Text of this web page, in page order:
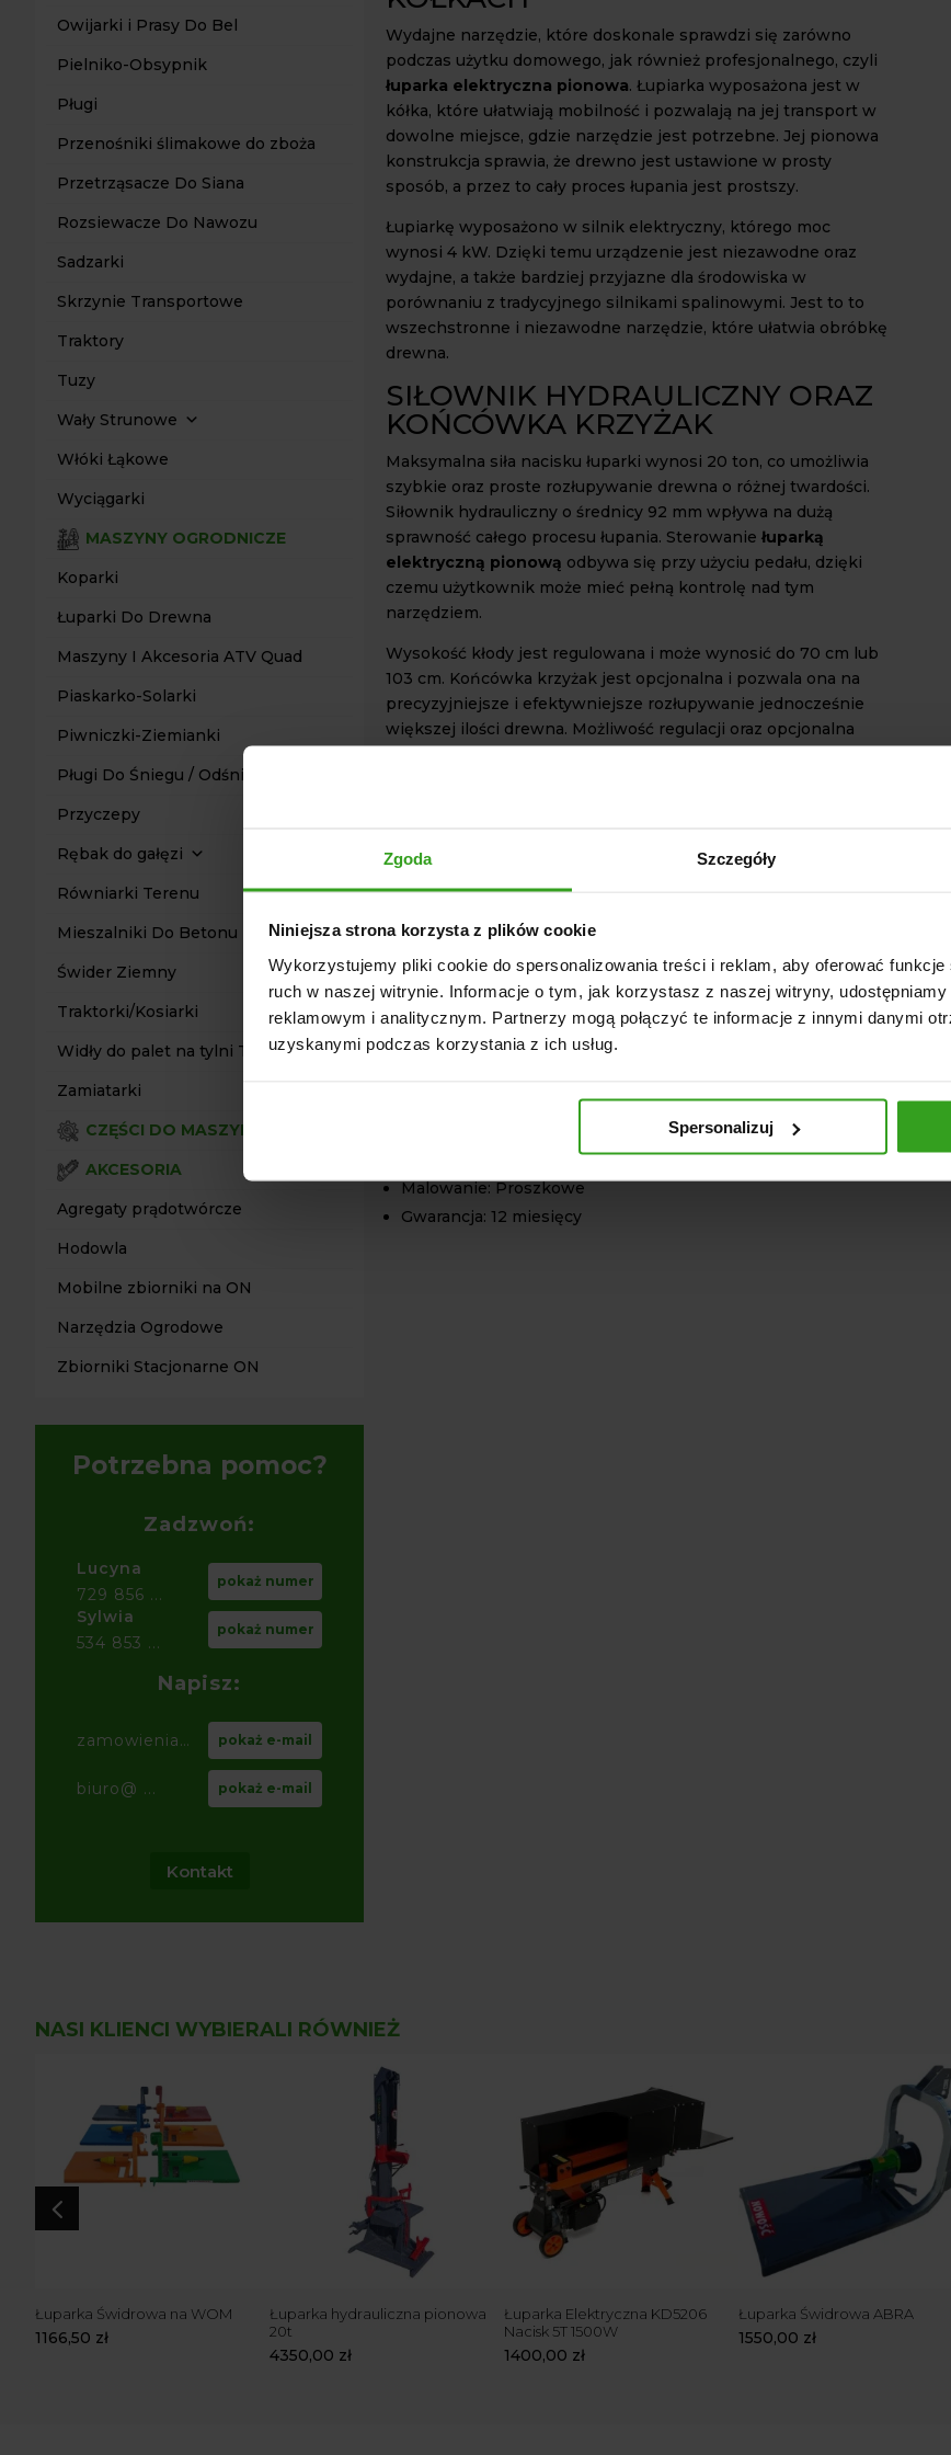
Zgoda Szczegóły
Niniejsza strona korzysta z plików cookie
Wykorzystujemy pliki cookie do spersonalizowania treści i reklam, aby oferować funkcje
ruch w naszej witrynie. Informacje o tym, jak korzystasz z naszej witryny, udostępniamy
reklamowym i analitycznym. Partnerzy mogą połączyć te informacje z innymi danymi
uzyskanymi podczas korzystania z ich usług.
Spersonalizuj
Owijarki i Prasy Do Bel
Pielniko-Obsypnik
Pługi
Przenośniki ślimakowe do zboża
Przetrząsacze Do Siana
Rozsiewacze Do Nawozu
Sadzarki
Skrzynie Transportowe
Traktory
Tuzy
Wały Strunowe
Włóki Łąkowe
Wyciągarki
MASZYNY OGRODNICZE
Koparki
Łuparki Do Drewna
Maszyny I Akcesoria ATV Quad
Piaskarko-Solarki
Piwniczki-Ziemianki
Pługi Do Śniegu / Odśnieżarki
Przyczepy
Rębak do gałęzi
Równiarki Terenu
Mieszalniki Do Betonu
Świder Ziemny
Traktorki/Kosiarki
Widły do palet na tylni TUZ
Zamiatarki
CZĘŚCI DO MASZYN
AKCESORIA
Agregaty prądotwórcze
Hodowla
Mobilne zbiorniki na ON
Narzędzia Ogrodowe
Zbiorniki Stacjonarne ON
Potrzebna pomoc?
Zadzwoń:
Lucyna
729 856 ...
pokaż numer
Sylwia
534 853 ...
pokaż numer
Napisz:
zamowienia@ ... pokaż e-mail
biuro@ ... pokaż e-mail
Kontakt
Wydajne narzędzie, które doskonale sprawdzi się zarówno
podczas użytku domowego, jak również profesjonalnego, czyli
łuparka elektryczna pionowa. Łupiarka wyposażona jest w
kółka, które ułatwiają mobilność i pozwalają na jej transport w
dowolne miejsce, gdzie narzędzie jest potrzebne. Jej pionowa
konstrukcja sprawia, że drewno jest ustawione w prosty
sposób, a przez to cały proces łupania jest prostszy.
Łupiarkę wyposażono w silnik elektryczny, którego moc
wynosi 4 kW. Dzięki temu urządzenie jest niezawodne oraz
wydajne, a także bardziej przyjazne dla środowiska w
porównaniu z tradycyjnego silnikami spalinowymi. Jest to to
wszechstronne i niezawodne narzędzie, które ułatwia obróbkę
drewna.
SIŁOWNIK HYDRAULICZNY ORAZ
KOŃCÓWKA KRZYŻAK
Maksymalna siła nacisku łuparki wynosi 20 ton, co umożliwia
szybkie oraz proste rozłupywanie drewna o różnej twardości.
Siłownik hydrauliczny o średnicy 92 mm wpływa na dużą
sprawność całego procesu łupania. Sterowanie łuparką
elektryczną pionową odbywa się przy użyciu pedału, dzięki
czemu użytkownik może mieć pełną kontrolę nad tym
narzędziem.
Wysokość kłody jest regulowana i może wynosić do 70 cm lub
103 cm. Końcówka krzyżak jest opcjonalna i pozwala ona na
precyzyjniejsze i efektywniejsze rozłupywanie jednocześnie
większej ilości drewna. Możliwość regulacji oraz opcjonalna
Pełny wysuw siłownika: 12 sekund
Średnica cylindra: 92 mm
Średnica tłoczyska: 45 mm
Skok siłownika: 500 mm
Maksymalna wysokość kłody: 50 cm (opcjonalnie 70 cm lub
Sterowanie: Pedał do obsługi siłownika
Mobilność: Kółka do łatwego przemieszczania
Malowanie: Proszkowe
Gwarancja: 12 miesięcy
NASI KLIENCI WYBIERALI RÓWNIEŻ
4
Łuparka Świdrowa na WOM
1166,50 zł
Łuparka hydrauliczna pionowa
20t
4350,00 zł
Łuparka Elektryczna KD5206
Nacisk 5T 1500W
1400,00 zł
Łuparka Świdrowa ABRA
1550,00 zł